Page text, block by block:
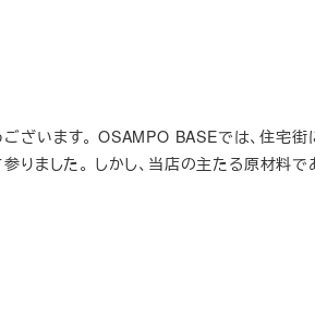
ざいます。 OSAMPO BASEでは、住宅街
ました。 しかし、当店の主たる原材料で